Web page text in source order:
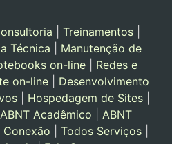
Treinamentos|
Técnica
Manutenção de
on-line
Redes e
on-line
Desenvolvimento
| Hospedagem de Sites|
ABNT Acadêmico
ABNT
Conexão Todos Serviços